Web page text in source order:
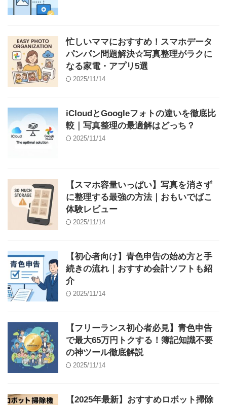
忙しいママにおすすめ！スマホデータ
パンパン問題解決☆写真整理がラクに
なる家電・アプリ5選
2025/11/14
iCloudとGoogleフォトの違いを徹底比
較｜写真整理の最適解はどっち？
2025/11/14
【スマホ容量いっぱい】写真を消さず
に整理する最強の方法｜おもいでばこ
体験レビュー
2025/11/14
【初心者向け】青色申告の始め方と手
続きの流れ｜おすすめ会計ソフトも紹
介
2025/11/14
【フリーランス初心者必見】青色申告
で最大65万円トクする！簿記知識不要
の神ツール徹底解説
2025/11/14
【2025年最新】おすすめロボット掃除